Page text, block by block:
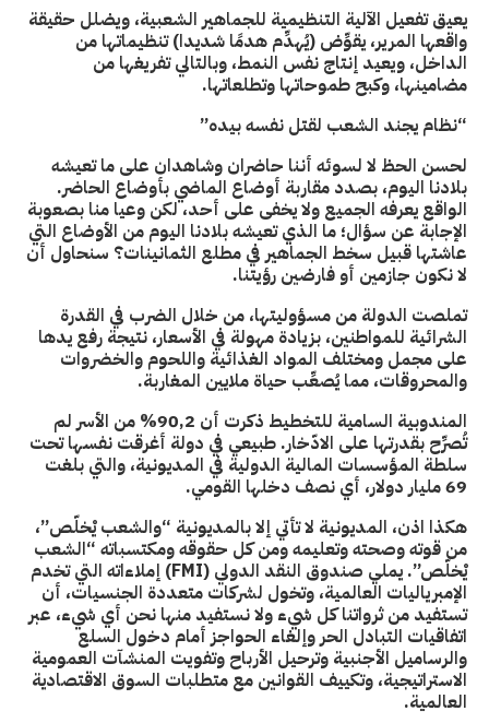
يعيق تفعيل الآلية التنظيمية للجماهير الشعبية، ويضلل حقيقة
واقعها المرير، يقوِّض (يُهدِّم هدمًا شديدا) تنظيماتها من
الداخل، ويعيد إنتاج نفس النمط، وبالتالي تفريغها من
مضامينها، وكبح طموحاتها وتطلعاتها.
“نظام يجند الشعب لقتل نفسه بيده”
لحسن الحظ لا لسوئه أننا حاضران وشاهدان على ما تعيشه
بلادنا اليوم، بصدد مقاربة أوضاع الماضي بأوضاع الحاضر.
الواقع يعرفه الجميع ولا يخفى على أحد، لكن وعيا منا بصعوبة
الإجابة عن سؤال؛ ما الذي تعيشه بلادنا اليوم من الأوضاع التي
عاشتها قبيل سخط الجماهير في مطلع الثمانينات؟ سنحاول أن
لا نكون جازمين أو فارضين رؤيتنا.
تملصت الدولة من مسؤوليتها، من خلال الضرب في القدرة
الشرائية للمواطنين، بزيادة مهولة في الأسعار، نتيجة رفع يدها
على مجمل ومختلف المواد الغذائية واللحوم والخضروات
والمحروقات، مما يُصعِّب حياة ملايين المغاربة.
المندوبية السامية للتخطيط ذكرت أن 90,2% من الأسر لم
تُصرِّح بقدرتها على الادّخار. طبيعي في دولة أغرقت نفسها تحت
سلطة المؤسسات المالية الدولية في المديونية، والتي بلغت
69 مليار دولار، أي نصف دخلها القومي.
هكذا اذن، المديونية لا تأتي إلا بالمديونية “والشعب يْخلّص”،
من قوته وصحته وتعليمه ومن كل حقوقه ومكتسباته “الشعب
يْخلّص”. يملي صندوق النقد الدولي (FMI) إملاءاته التي تخدم
الإمبرياليات العالمية، وتخول لشركات متعددة الجنسيات، أن
تستفيد من ثرواتنا كل شيء ولا نستفيد منها نحن أي شيء، عبر
اتفاقيات التبادل الحر وإلغاء الحواجز أمام دخول السلع
والرساميل الأجنبية وترحيل الأرباح وتفويت المنشآت العمومية
الاستراتيجية، وتكييف القوانين مع متطلبات السوق الاقتصادية
العالمية.